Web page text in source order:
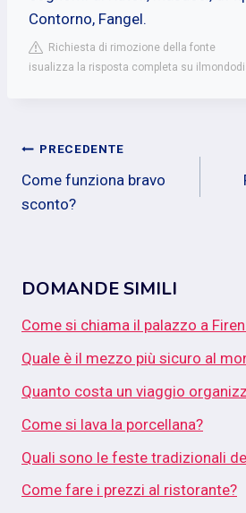
Contorno, Fangel.
Richiesta di rimozione della fonte
isualizza la risposta completa su
Navigazione
articoli
PRECEDENTE
Come funziona bravo
sconto?
DOMANDE SIMILI
Come si chiama il palazzo a
Quale è il mezzo più sicuro al
Quanto costa un viaggio
Come si lava la porcellana?
Quali sono le feste tradizionali
Come fare i prezzi al ristorante?